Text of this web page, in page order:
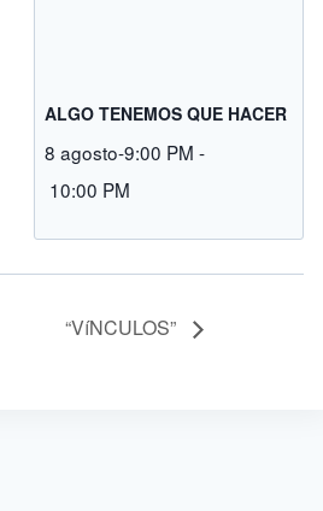
ALGO TENEMOS QUE HACER
8 agosto-9:00 PM -
10:00 PM
“VíNCULOS”